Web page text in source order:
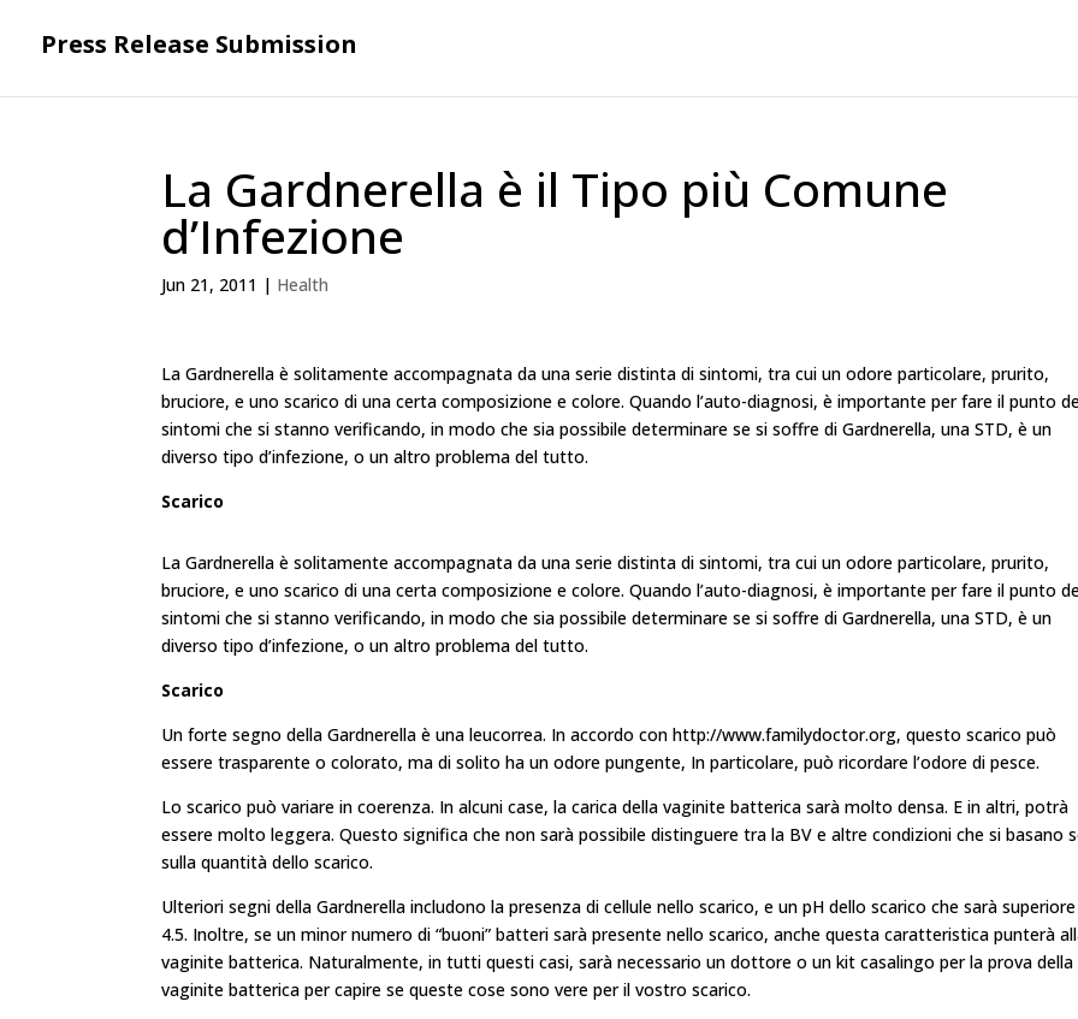
Press Release Submission
La Gardnerella è il Tipo più Comune
d’Infezione
Jun 21, 2011 | Health
La Gardnerella è solitamente accompagnata da una serie distinta di sintomi, tra cui un odore particolare, prurito,
bruciore, e uno scarico di una certa composizione e colore. Quando l’auto-diagnosi, è importante per fare il punto
sintomi che si stanno verificando, in modo che sia possibile determinare se si soffre di Gardnerella, una STD, è un
diverso tipo d’infezione, o un altro problema del tutto.
Scarico
La Gardnerella è solitamente accompagnata da una serie distinta di sintomi, tra cui un odore particolare, prurito,
bruciore, e uno scarico di una certa composizione e colore. Quando l’auto-diagnosi, è importante per fare il punto
sintomi che si stanno verificando, in modo che sia possibile determinare se si soffre di Gardnerella, una STD, è un
diverso tipo d’infezione, o un altro problema del tutto.
Scarico
Un forte segno della Gardnerella è una leucorrea. In accordo con http://www.familydoctor.org, questo scarico può
essere trasparente o colorato, ma di solito ha un odore pungente, In particolare, può ricordare l’odore di pesce.
Lo scarico può variare in coerenza. In alcuni case, la carica della vaginite batterica sarà molto densa. E in altri, potrà
essere molto leggera. Questo significa che non sarà possibile distinguere tra la BV e altre condizioni che si basano
sulla quantità dello scarico.
Ulteriori segni della Gardnerella includono la presenza di cellule nello scarico, e un pH dello scarico che sarà
4.5. Inoltre, se un minor numero di “buoni” batteri sarà presente nello scarico, anche questa caratteristica punterà
vaginite batterica. Naturalmente, in tutti questi casi, sarà necessario un dottore o un kit casalingo per la prova della
vaginite batterica per capire se queste cose sono vere per il vostro scarico.